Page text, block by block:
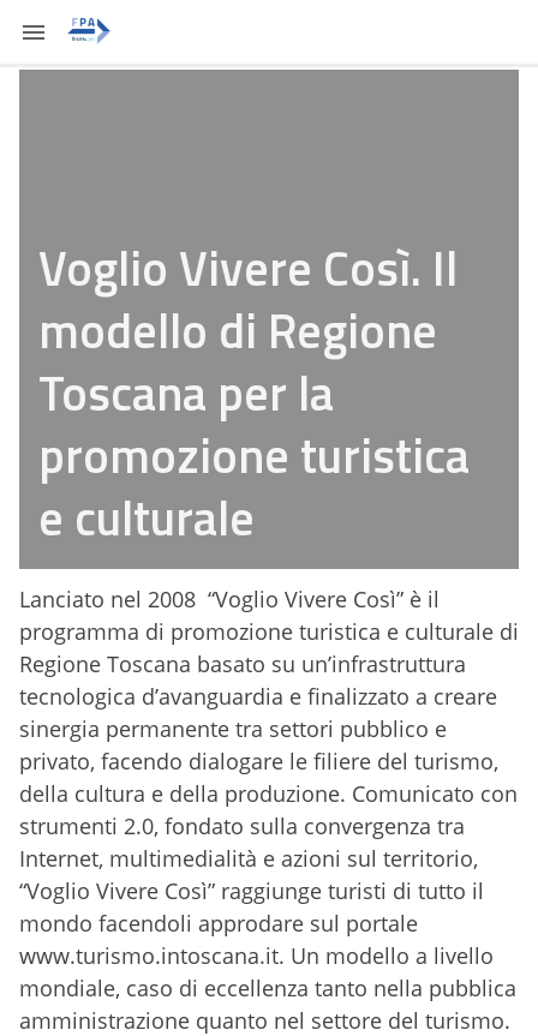
Voglio Vivere Così. Il
modello di Regione
Toscana per la
promozione turistica
e culturale
Lanciato nel 2008 “Voglio Vivere Così” è il
programma di promozione turistica e culturale di
Regione Toscana basato su un’infrastruttura
tecnologica d’avanguardia e finalizzato a creare
sinergia permanente tra settori pubblico e
privato, facendo dialogare le filiere del turismo,
della cultura e della produzione. Comunicato con
strumenti 2.0, fondato sulla convergenza tra
Internet, multimedialità e azioni sul territorio,
“Voglio Vivere Così” raggiunge turisti di tutto il
mondo facendoli approdare sul portale
www.turismo.intoscana.it. Un modello a livello
mondiale, caso di eccellenza tanto nella pubblica
amministrazione quanto nel settore del turismo.